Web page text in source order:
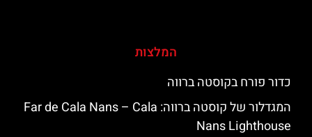
המלצות
כדור פורח בקוסטה ברווה
המגדלור של קוסטה ברווה: ‪‪Far de Cala Nans – Cala
Nans Lighthouse‬‬